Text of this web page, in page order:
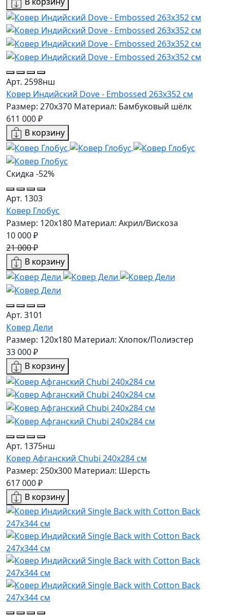
Арт. 2598нш
Ковер Индийский Dove - Embossed 263x352 см
Размер: 270x370 Материал: Бамбуковый шёлк
611 000 ₽
В корзину
Скидка -52%
Арт. 1303
Ковер Глобус
Размер: 120x180 Материал: Акрил/Вискоза
10 000 ₽
21 000 ₽
В корзину
Арт. 3101
Ковер Дели
Размер: 120x180 Материал: Хлопок/Полиэстер
33 000 ₽
В корзину
Арт. 1375нш
Ковер Афганский Chubi 240x284 см
Размер: 250x300 Материал: Шерсть
617 000 ₽
В корзину